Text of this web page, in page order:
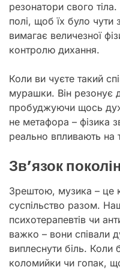
резонатори свого
полі, щоб їх було чути
вимагає величезної
контролю дихання.
Коли ви чуєте такий
мурашки. Він резонує
пробуджуючи щось
не метафора – фізика
реально впливають на
Зв’язок
Зрештою, музика – це
суспільство разом.
психотерапевтів чи
важко – вони співали
виплеснути біль. Коли
коломийки чи гопак,